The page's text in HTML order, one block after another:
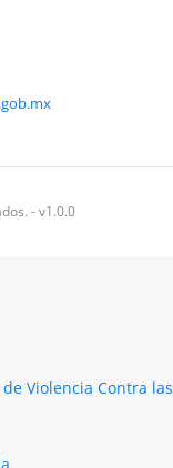
- v1.0.0
Violencia Contra las